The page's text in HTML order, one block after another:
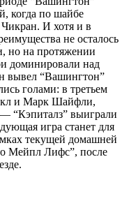
когда по шайбе
И хотя и в
не осталось
но на протяжении
доминировали над
вывел “Вашингтон”
голами: в третьем
и Марк Шайфли,
“Кэпиталз” выиграли
игра станет для
текущей домашней
Мейпл Лифс”, после